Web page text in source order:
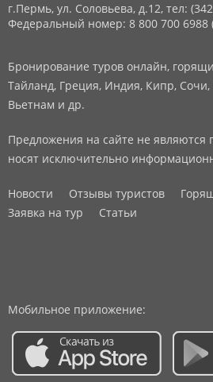
г.Пермь, ул. Соловьева, д.12, тел:
Федеральный номер: 8 800 700 6988
Бронирование туров онлайн,
Тайланд, Греция, Индия, Кипр,
Вьетнам и др.
Предложения на сайте не являются
носят исключительно
Новости Отзывы туристов
Заявка на тур
Статьи
Мобильное приложение: